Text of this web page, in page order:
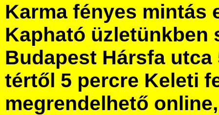
Karma fényes mintás
Kapható üzletünkben
Budapest Hársfa utca
tértől 5 percre Keleti
megrendelhető